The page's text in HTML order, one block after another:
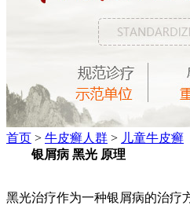
首页 > 牛皮癣人群 > 儿童牛皮癣
银屑病 黑光 原理
黑光治疗作为一种银屑病的治疗